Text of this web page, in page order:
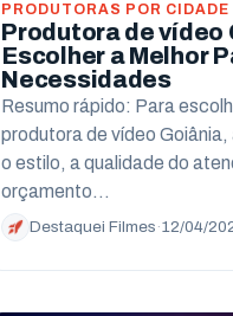
PRODUTORAS POR CIDADE
Produtora de vídeo
Escolher a Melhor
Necessidades
Resumo rápido: Para
produtora de vídeo
o estilo, a qualidade do
orçamento…
Destaquei Filmes ·12/04/